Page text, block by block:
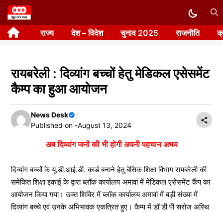
Skip
to
content राज्य देश – विदेश चुनाव 2025 राजनीति
रायबरेली : दिव्यांग बच्चों हेतु मेडिकल एसेसमेंट
कैम्प का हुआ आयोजन
News Desk
Published on -August 13, 2024
अब दिव्यांग जनों की भी होगी अपनी पहचान अभय
दिव्यांग बच्चों के यू.डी.आई.डी. कार्ड बनाने हेतु बेसिक शिक्षा विभाग रायबरेली की
समेकित शिक्षा इकाई के द्वारा ब्लॉक कार्यालय अमावां में मेडिकल एसेसमेंट कैंप का
आयोजन किया गया। उक्त शिविर में ब्लॉक कार्यालय अमावां में बड़ी संख्या में
दिव्यांग बच्चे एवं उनके अभिभावक एकत्रित हुए। कैम्प में डॉ डी पी सरोज अस्थि